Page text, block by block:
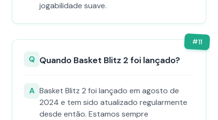
jogabilidade suave.
#11
Q Quando Basket Blitz 2 foi lançado?
A Basket Blitz 2 foi lançado em agosto de
2024 e tem sido atualizado regularmente
desde então. Estamos sempre